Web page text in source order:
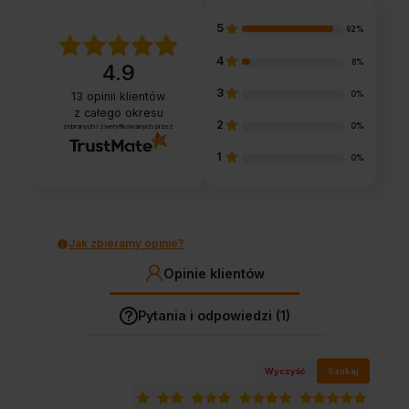
4.9
13 opinii klientów
z całego okresu
zebranych i zweryfikowanych przez
5 92%
4 8%
3 0%
2 0%
1 0%
Jak zbieramy opinie?
Opinie klientów
Pytania i odpowiedzi (1)
Wyczyść Szukaj